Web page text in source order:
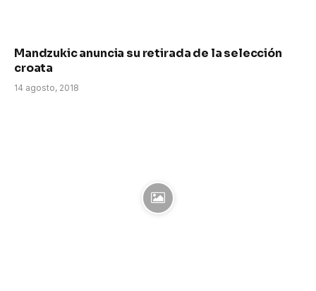
Mandzukic anuncia su retirada de la selección
croata
14 agosto, 2018